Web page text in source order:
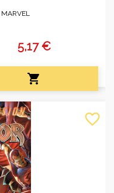
MARVEL
5,17 €

favorite_border